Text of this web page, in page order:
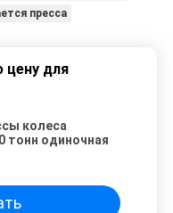
пресса
цену для
колеса
тонн одиночная